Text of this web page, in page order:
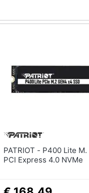
PATRIOT - P400 Lite M. 2 1 TB
PCI Express 4.0 NVMe